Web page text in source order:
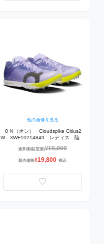
他の画像を見る
ＯＮ（オン） Cloudspike Citius2
W 3WF10214849 レディス 陸上
800mから1,500m】
通常価格(定価)¥19,800
販売価格¥19,800 税込